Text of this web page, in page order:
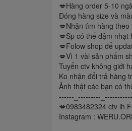
💋Hàng order 5-10
Đóng hàng size và
💋Nhận tìm hàng
💋Sp có thể đậm
💋Folow shop để
💋Vì 1 vài sản phẩm
Tuyển ctv không giới
Ko nhận đổi trả hàng
Ảnh thật các bạn có
------_---------
💋0983482324 ctv lh
Instagram :